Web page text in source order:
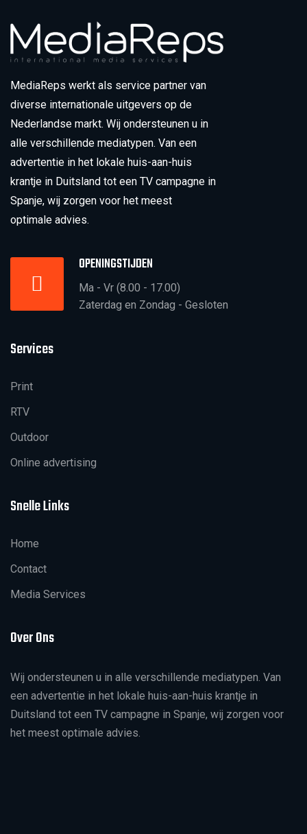
MediaReps werkt als service partner van
diverse internationale uitgevers op de
Nederlandse markt. Wij ondersteunen u in
alle verschillende mediatypen. Van een
advertentie in het lokale huis-aan-huis
krantje in Duitsland tot een TV campagne in
Spanje, wij zorgen voor het meest
optimale advies.
OPENINGSTIJDEN
Ma - Vr (8.00 - 17.00)
Zaterdag en Zondag - Gesloten
Services
Print
RTV
Outdoor
Online advertising
Snelle Links
Home
Contact
Media Services
Over Ons
Wij ondersteunen u in alle verschillende mediatypen. Van
een advertentie in het lokale huis-aan-huis krantje in
Duitsland tot een TV campagne in Spanje, wij zorgen voor
het meest optimale advies.